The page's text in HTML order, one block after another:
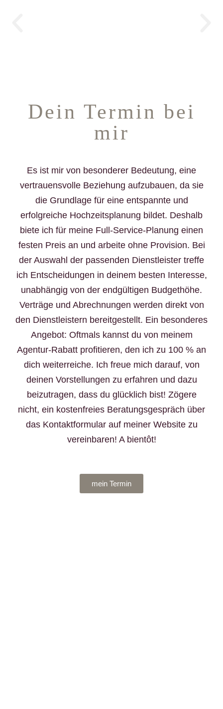
Dein Termin bei
mir
Es ist mir von besonderer Bedeutung, eine
vertrauensvolle Beziehung aufzubauen, da sie
die Grundlage für eine entspannte und
erfolgreiche Hochzeitsplanung bildet. Deshalb
biete ich für meine Full-Service-Planung einen
festen Preis an und arbeite ohne Provision. Bei
der Auswahl der passenden Dienstleister treffe
ich Entscheidungen in deinem besten Interesse,
unabhängig von der endgültigen Budgethöhe.
Verträge und Abrechnungen werden direkt von
den Dienstleistern bereitgestellt. Ein besonderes
Angebot: Oftmals kannst du von meinem
Agentur-Rabatt profitieren, den ich zu 100 % an
dich weiterreiche. Ich freue mich darauf, von
deinen Vorstellungen zu erfahren und dazu
beizutragen, dass du glücklich bist! Zögere
nicht, ein kostenfreies Beratungsgespräch über
das Kontaktformular auf meiner Website zu
vereinbaren! A bientôt!
mein Termin